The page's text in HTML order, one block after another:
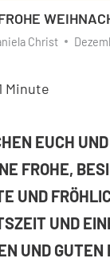
Christ
Minute
EUCH
FROHE,
UND
UND
UND GUTEN